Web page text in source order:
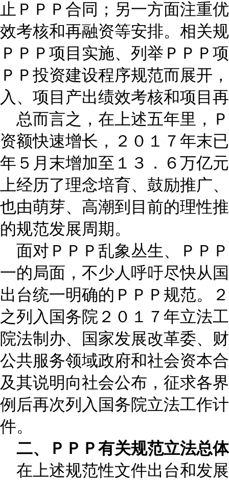
止ＰＰＰ合同；另一方面注重
效考核和再融资等安排。相关
ＰＰＰ项目实施、列举ＰＰＰ
ＰＰ投资建设程序规范而展开
入、项目产出绩效考核和项目
总而言之，在上述五年里，
资额快速增长，２０１７年末
年５月末增加至１３．６万亿
上经历了理念培育、鼓励推广
也由萌芽、高潮到目前的理性
的规范发展周期。
面对ＰＰＰ乱象丛生、ＰＰ
一的局面，不少人呼吁尽快从
出台统一明确的ＰＰＰ规范。
之列入国务院２０１７年立法
院法制办、国家发展改革委、
公共服务领域政府和社会资本
及其说明向社会公布，征求各
例后再次列入国务院立法工作
件。
二、ＰＰＰ有关规范立法总
在上述规范性文件出台和发